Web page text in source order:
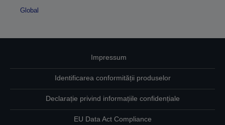
Global
Impressum
Identificarea conformității produselor
Declarație privind informațiile confidențiale
EU Data Act Compliance